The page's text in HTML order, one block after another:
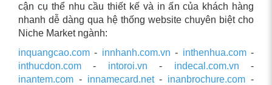
cận cụ thể nhu cầu thiết kế và in ấn của khách hàng
nhanh dễ dàng qua hệ thống website chuyên biệt cho
Niche Market ngành:
inquangcao.com - innhanh.com.vn - inthenhua.com-
inthucdon.com - intoroi.vn - indecal.com.vn -
inantem.com - innamecard.net- inanbrochure.com -